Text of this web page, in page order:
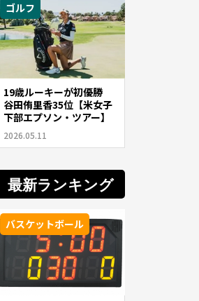
ゴルフ
19歳ルーキーが初優勝
谷田侑里香35位【米女子
下部エプソン・ツアー】
2026.05.11
最新ランキング
バスケットボール